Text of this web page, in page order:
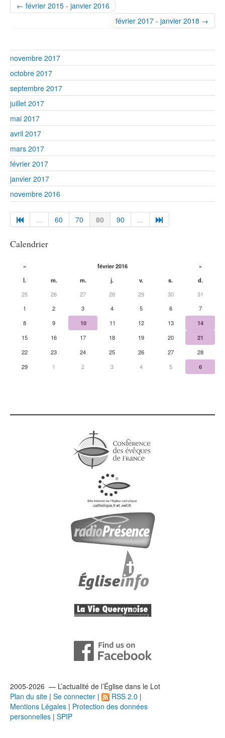
← février 2015 - janvier 2016
février 2017 - janvier 2018 →
novembre 2017
octobre 2017
septembre 2017
juillet 2017
mai 2017
avril 2017
mars 2017
février 2017
janvier 2017
novembre 2016
... 60 70 80 90 ...
Calendrier
« février 2016
»
l.
m. m. j. v. s.
d.
25
26 27 28 29 30
31
1
2 3 4 5 6
7
8
9 10 11 12 13
14
15
16 17 18 19 20
21
22
23 24 25 26 27
28
29
1 2 3 4 5 6
2005-2026 — L’actualité de l’Église dans le Lot
Plan du site | Se connecter | RSS 2.0 |
Mentions Légales | Protection des données
personnelles | SPIP